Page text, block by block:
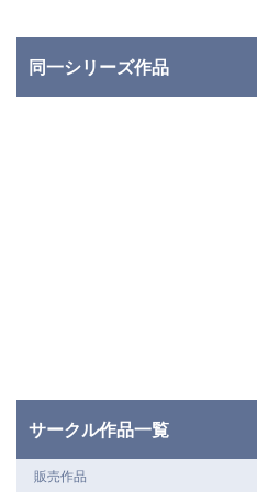
同一シリーズ作品
サークル作品一覧
販売作品